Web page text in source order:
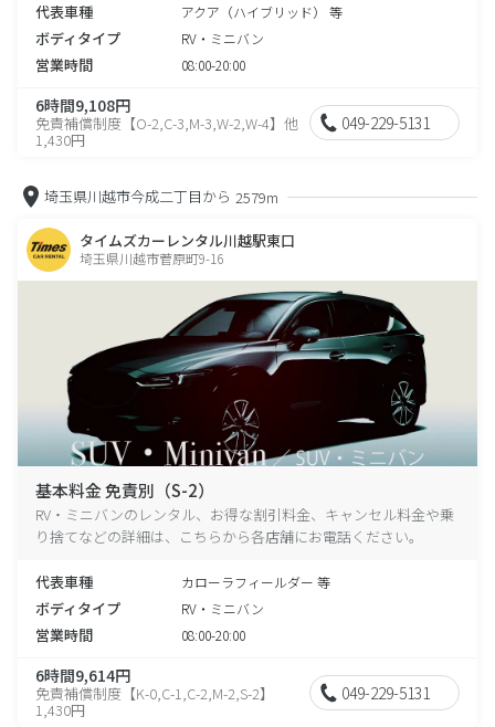
代表車種 アクア（ハイブリッド） 等
ボディタイプ RV・ミニバン
営業時間 08:00-20:00
6時間9,108円
免責補償制度【O-2,C-3,M-3,W-2,W-4】他
1,430円
049-229-5131
埼玉県川越市今成二丁目から 2579m
タイムズカーレンタル川越駅東口
埼玉県川越市菅原町9-16
基本料金 免責別（S-2）
RV・ミニバンのレンタル、お得な割引料金、キャンセル料金や乗
り捨てなどの詳細は、こちらから各店舗にお電話ください。
代表車種 カローラフィールダー 等
ボディタイプ RV・ミニバン
営業時間 08:00-20:00
6時間9,614円
免責補償制度【K-0,C-1,C-2,M-2,S-2】
1,430円
049-229-5131